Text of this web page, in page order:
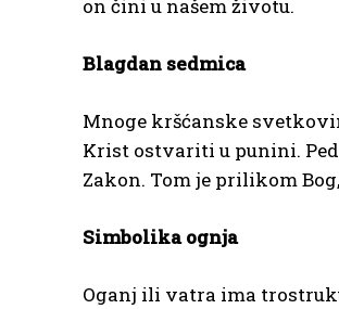
on čini u našem životu.
Blagdan sedmica
Mnoge kršćanske
Krist ostvariti u punini.
Zakon. Tom je prilikom
Simbolika ognja
Oganj ili vatra ima